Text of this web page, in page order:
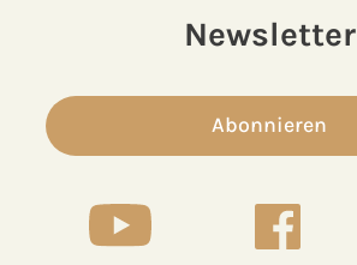
Newsletter
Abonnieren